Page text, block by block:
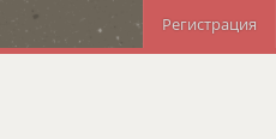
Регистрация